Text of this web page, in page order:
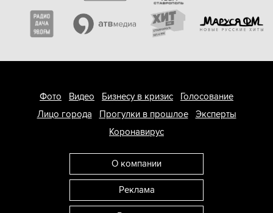
Фото Видео Бизнесу в кризис
Голосование
Лицо города
Прогулки в прошлое
Эксперты
Коронавирус
О компании
Реклама